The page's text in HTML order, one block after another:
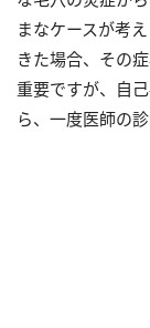
まなケースが考
きた場合、その
重要ですが、自
ら、一度医師の